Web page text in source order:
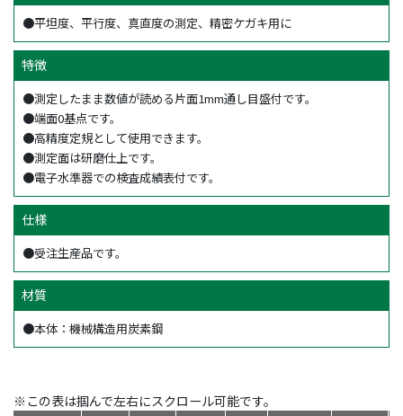
●平坦度、平行度、真直度の測定、精密ケガキ用に
特徴
●測定したまま数値が読める片面1mm通し目盛付です。
●端面0基点です。
●高精度定規として使用できます。
●測定面は研磨仕上です。
●電子水準器での検査成績表付です。
仕様
●受注生産品です。
材質
●本体：機械構造用炭素鋼
※この表は掴んで左右にスクロール可能です。